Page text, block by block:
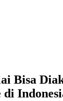
Bisa
di